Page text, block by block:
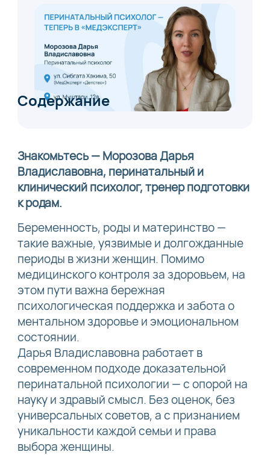
Содержание
Знакомьтесь — Морозова Дарья
Владиславовна, перинатальный и
клинический психолог, тренер подготовки
к родам.
Беременность, роды и материнство —
такие важные, уязвимые и долгожданные
периоды в жизни женщин. Помимо
медицинского контроля за здоровьем, на
этом пути важна бережная
психологическая поддержка и забота о
ментальном здоровье и эмоциональном
состоянии.
Дарья Владиславовна работает в
современном подходе доказательной
перинатальной психологии — с опорой на
науку и здравый смысл. Без оценок, без
универсальных советов, а с признанием
уникальности каждой семьи и права
выбора женщины.